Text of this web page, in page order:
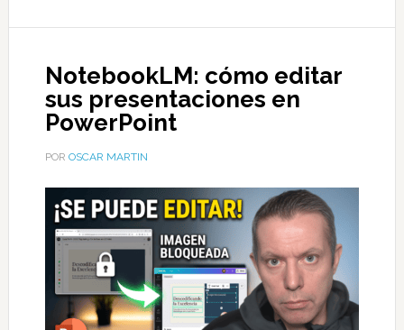
NotebookLM: cómo editar
sus presentaciones en
PowerPoint
POR OSCAR MARTIN